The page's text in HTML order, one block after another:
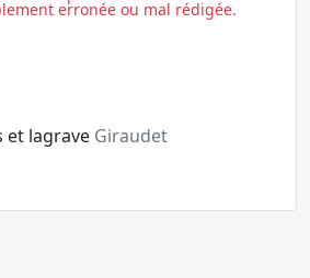
erronée ou mal rédigée.
et lagrave Giraudet